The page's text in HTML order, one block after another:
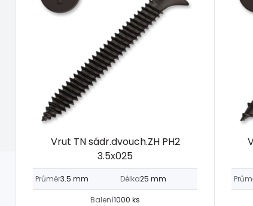
Vrut TN sádr.dvouch.ZH PH2
3.5x025
Průměr3.5 mm Délka25 mm
Balení1000 ks